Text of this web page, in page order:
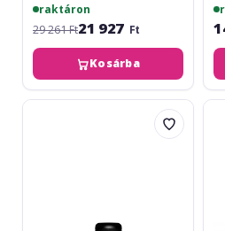
raktáron
29 261 Ft21 927 Ft
Kosárba
Novox
IK